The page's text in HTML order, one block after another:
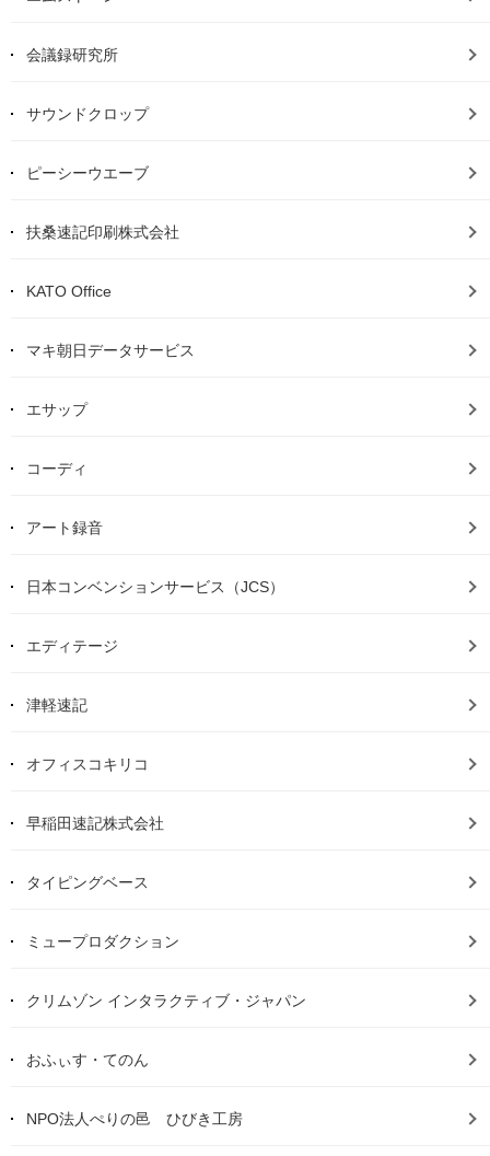
会議録研究所
サウンドクロップ
ピーシーウエーブ
扶桑速記印刷株式会社
KATO Office
マキ朝日データサービス
エサップ
コーディ
アート録音
日本コンベンションサービス（JCS）
エディテージ
津軽速記
オフィスコキリコ
早稲田速記株式会社
タイピングベース
ミュープロダクション
クリムゾン インタラクティブ・ジャパン
おふぃす・てのん
NPO法人ぺりの邑 ひびき工房